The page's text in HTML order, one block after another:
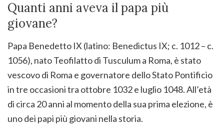
Quanti anni aveva il papa più
giovane?
Papa Benedetto IX (latino: Benedictus IX; c. 1012 – c.
1056), nato Teofilatto di Tusculum a Roma, è stato
vescovo di Roma e governatore dello Stato Pontificio
in tre occasioni tra ottobre 1032 e luglio 1048. All’età
di circa 20 anni al momento della sua prima elezione, è
uno dei papi più giovani nella storia.